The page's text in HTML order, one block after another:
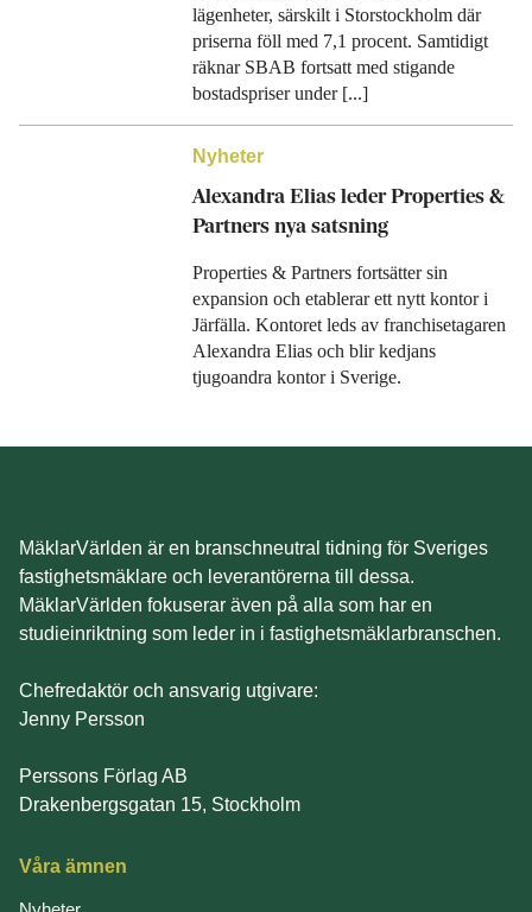
lägenheter, särskilt i Storstockholm där
priserna föll med 7,1 procent. Samtidigt
räknar SBAB fortsatt med stigande
bostadspriser under [...]
Nyheter
Alexandra Elias leder Properties &
Partners nya satsning
Properties & Partners fortsätter sin
expansion och etablerar ett nytt kontor i
Järfälla. Kontoret leds av franchisetagaren
Alexandra Elias och blir kedjans
tjugoandra kontor i Sverige.
MäklarVärlden är en branschneutral tidning för Sveriges
fastighetsmäklare och leverantörerna till dessa.
MäklarVärlden fokuserar även på alla som har en
studieinriktning som leder in i fastighetsmäklarbranschen.
Chefredaktör och ansvarig utgivare:
Jenny Persson
Perssons Förlag AB
Drakenbergsgatan 15, Stockholm
Våra ämnen